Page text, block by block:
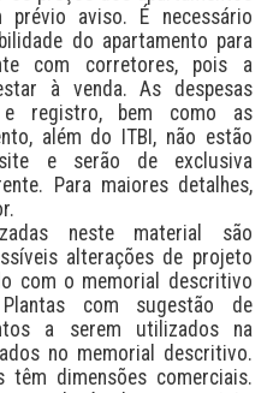
aviso. É necessário
do apartamento para
com corretores, pois a
à venda. As despesas
registro, bem como as
além do ITBI, não estão
e serão de exclusiva
Para maiores detalhes,
neste material são
alterações de projeto
com o memorial descritivo
com sugestão de
a serem utilizados na
no memorial descritivo.
têm dimensões comerciais.